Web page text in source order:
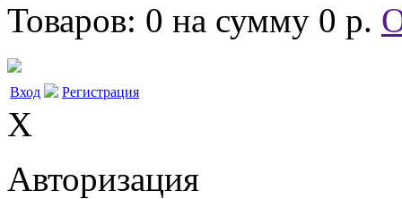
Товаров: 0 на сумму 0 р.
Вход Регистрация
X
Авторизация